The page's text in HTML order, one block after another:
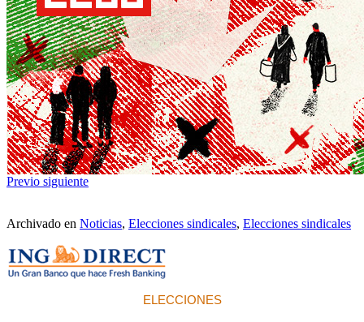
Previo siguiente
Archivado en Noticias, Elecciones sindicales, Elecciones sindicales
ELECCIONES